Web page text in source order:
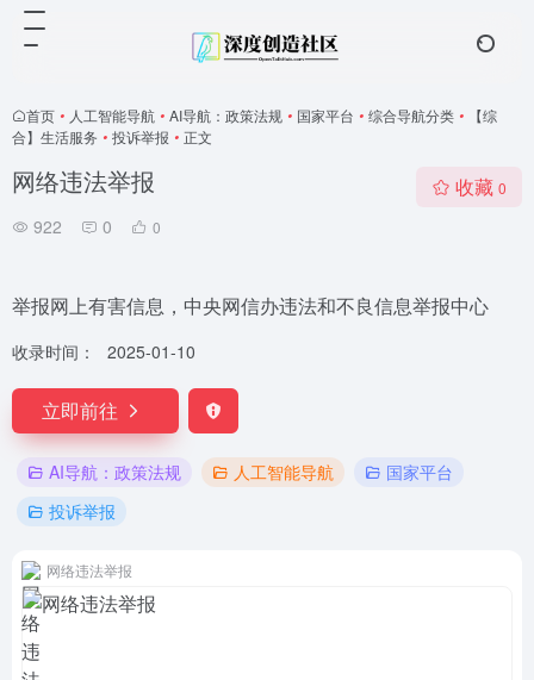
首页 • 人工智能导航 • AI导航：政策法规 • 国家平台 • 综合导航分类 •
【综
合】生活服务 • 投诉举报 • 正文
网络违法举报
922 0 0
收藏 0
举报网上有害信息，中央网信办违法和不良信息举报中心
收录时间： 2025-01-10
立即前往
AI导航：政策法规 人工智能导航
国家平台
投诉举报
网络违法举报